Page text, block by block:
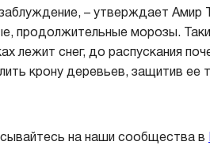
– утверждает Амир
продолжительные морозы.
лежит снег, до распускания
крону деревьев, защитив
на наши сообщества в